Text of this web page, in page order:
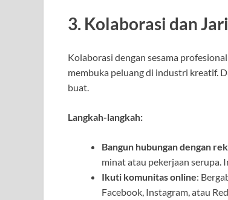
3. Kolaborasi dan
Kolaborasi dengan sesama
membuka peluang di industri kreatif.
buat.
Langkah-langkah:
Bangun hubungan dengan
minat atau pekerjaan serupa.
Ikuti komunitas online:
Facebook, Instagram, atau